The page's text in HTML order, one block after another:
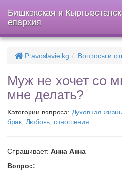
Бишкекская и
епархия
Pravoslavie.kg Вопросы и
Муж не хочет со
мне делать?
Категории вопроса: Духовная
брак Любовь, отношения
Спрашивает: Анна Анна
Вопрос: